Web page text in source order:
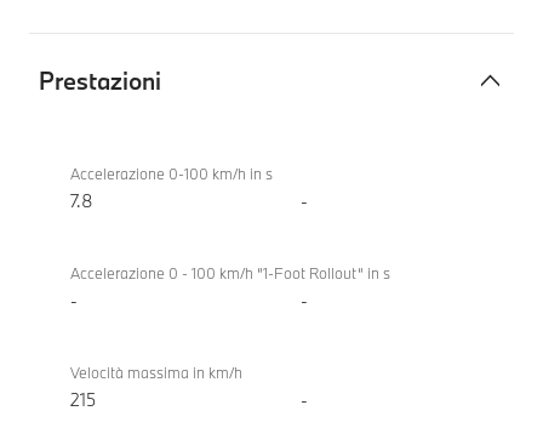
Prestazioni
X3 20
xDrive
Accelerazione 0-100 km/h in s
7.8 -
Accelerazione 0 - 100 km/h “1-Foot Rollout“ in s
- -
Velocità massima in km/h
215 -